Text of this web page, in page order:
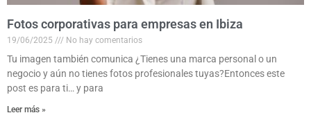
Fotos corporativas para empresas en Ibiza
19/06/2025 No hay comentarios
Tu imagen también comunica ¿Tienes una marca personal o un
negocio y aún no tienes fotos profesionales tuyas?Entonces este
post es para ti… y para
Leer más »